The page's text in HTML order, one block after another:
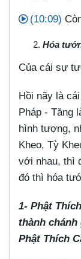
(10:09)
Hóa
Của cái sự
Hồi nãy là
Pháp - Tăng
hình tượng,
Kheo, Tỳ
với nhau, thì
đó thì hóa
1- Phật
thành
Phật Thích